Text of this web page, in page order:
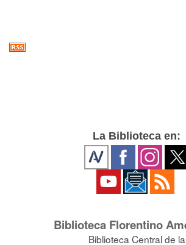
La Biblioteca en:
Biblioteca Florentino
Biblioteca Central de la